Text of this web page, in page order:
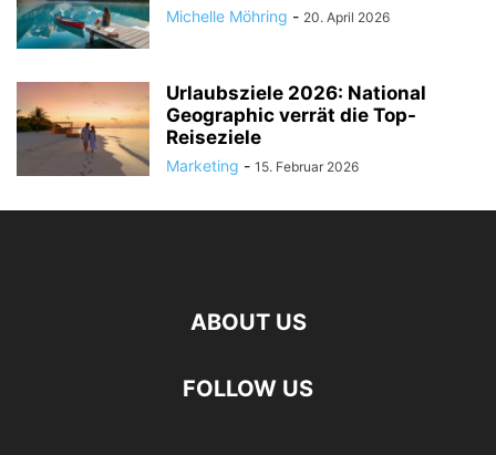
Michelle Möhring - 20. April 2026
Urlaubsziele 2026: National
Geographic verrät die Top-
Reiseziele
Marketing - 15. Februar 2026
ABOUT US
FOLLOW US